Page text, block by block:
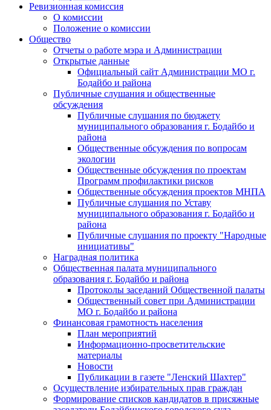
Ревизионная комиссия
О комиссии
Положение о комиссии
Общество
Отчеты о работе мэра и Администрации
Открытые данные
Официальный сайт Администрации МО г.
Бодайбо и района
Публичные слушания и общественные
обсуждения
Публичные слушания по бюджету
муниципального образования г. Бодайбо и
района
Общественные обсуждения по вопросам
экологии
Общественные обсуждения по проектам
Программ профилактики рисков
Общественные обсуждения проектов МНПА
Публичные слушания по Уставу
муниципального образования г. Бодайбо и
района
Публичные слушания по проекту "Народные
инициативы"
Наградная политика
Общественная палата муниципального
образования г. Бодайбо и района
Протоколы заседаний Общественной палаты
Общественный совет при Администрации
МО г. Бодайбо и района
Финансовая грамотность населения
План мероприятий
Информационно-просветительские
материалы
Новости
Публикации в газете "Ленский Шахтер"
Осуществление избирательных прав граждан
Формирование списков кандидатов в присяжные